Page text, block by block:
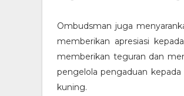
Ombudsman juga
memberikan apresiasi
memberikan teguran dan
pengelola pengaduan
kuning.